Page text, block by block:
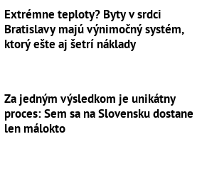
Extrémne teploty? Byty v srdci
Bratislavy majú výnimočný systém,
ktorý ešte aj šetrí náklady
Za jedným výsledkom je unikátny
proces: Sem sa na Slovensku dostane
len málokto